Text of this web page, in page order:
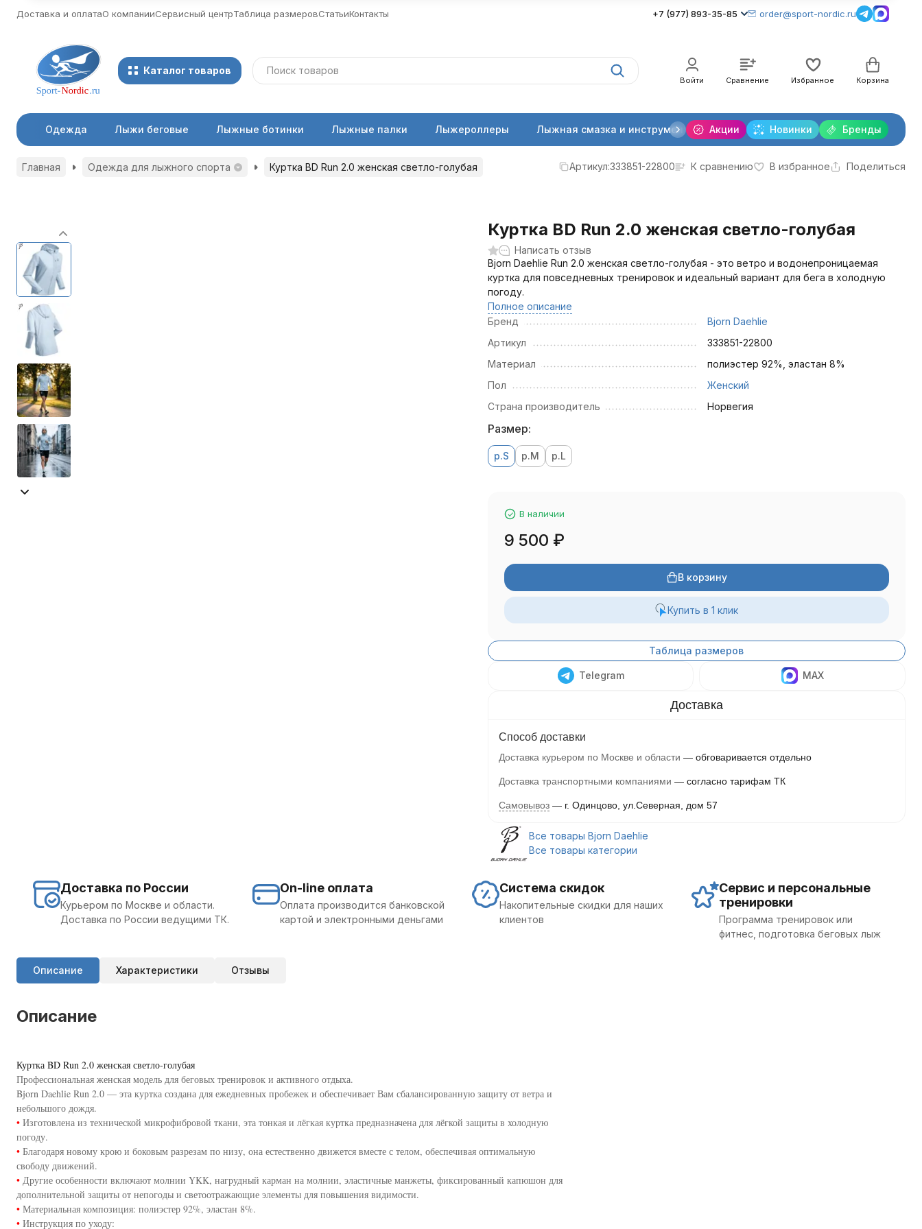
Доставка и оплатаО компанииСервисный центрТаблица размеровСтатьиКонтакты +7 (977) 893-35-85 order@sport-nordic.ru
Каталог товаров
Войти Сравнение Избранное Корзина
Акции Новинки Бренды
Одежда Лыжи беговые Лыжные ботинки Лыжные палки Лыжероллеры Лыжная смазка и инструменты Крепления лыжные Очки и линзы
Главная Одежда для лыжного спорта Куртка BD Run 2.0 женская светло-голубая Артикул:333851-22800 К сравнению В избранное Поделиться
Куртка BD Run 2.0 женская светло-голубая
Написать отзыв
Bjorn Daehlie Run 2.0 женская светло-голубая - это ветро и водонепроницаемая
куртка для повседневных тренировок и идеальный вариант для бега в холодную
погоду.
Полное описание
Бренд
Bjorn Daehlie
Артикул
333851-22800
Материал
полиэстер 92%, эластан 8%
Пол
Женский
Страна производитель
Норвегия
Размер:
р.S р.M р.L
В наличии
9 500 ₽
В корзину
Купить в 1 клик
Таблица размеров
Telegram MAX
Способ доставки
Доставка курьером по Москве и области обговаривается отдельно
Доставка транспортными компаниями согласно тарифам ТК
Самовывоз г. Одинцово, ул.Северная, дом 57
Все товары Bjorn Daehlie
Все товары категории
Доставка по России
Курьером по Москве и области.
Доставка по России ведущими ТК.
On-line оплата
Оплата производится банковской
картой и электронными деньгами
Система скидок
Накопительные скидки для наших
клиентов
Сервис и персональные
тренировки
Программа тренировок или
фитнес, подготовка беговых лыж
Описание Характеристики Отзывы
Описание
Куртка BD Run 2.0 женская светло-голубая
Профессиональная женская модель для беговых тренировок и активного отдыха.
Bjorn Daehlie Run 2.0 — эта куртка создана для ежедневных пробежек и обеспечивает Вам сбалансированную защиту от ветра и
небольшого дождя.
• Изготовлена из технической микрофибровой ткани, эта тонкая и лёгкая куртка предназначена для лёгкой защиты в холодную
погоду.
• Благодаря новому крою и боковым разрезам по низу, она естественно движется вместе с телом, обеспечивая оптимальную
свободу движений.
• Другие особенности включают молнии YKK, нагрудный карман на молнии, эластичные манжеты, фиксированный капюшон для
дополнительной защиты от непогоды и светоотражающие элементы для повышения видимости.
• Материальная композиция: полиэстер 92%, эластан 8%.
• Инструкция по уходу: